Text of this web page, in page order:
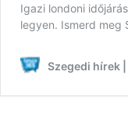
Igazi londoni
legyen. Ismerd meg
Szegedi hírek